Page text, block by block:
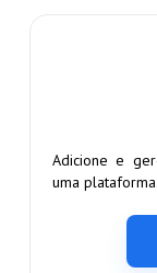
Adicione e
uma plataforma.